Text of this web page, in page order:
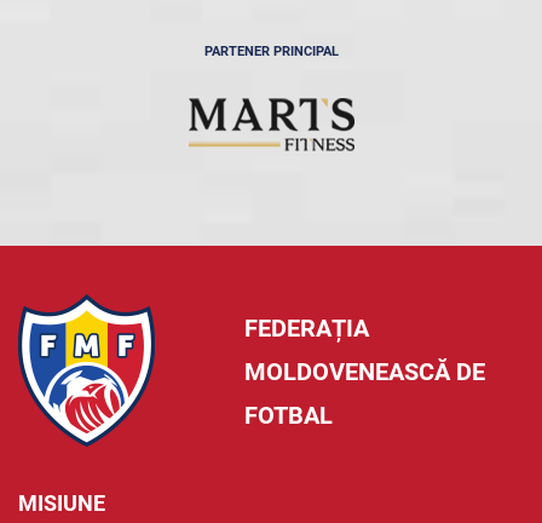
PARTENER PRINCIPAL
FEDERAȚIA
MOLDOVENEASCĂ DE
FOTBAL
MISIUNE